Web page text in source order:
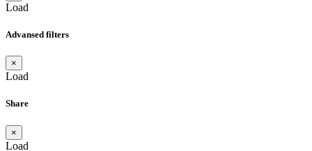
Load
Advansed filters
×
Load
Share
×
Load